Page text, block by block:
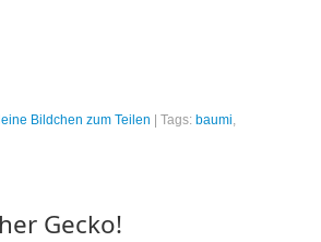
Bildchen zum Teilen | Tags: baumi
Gecko!